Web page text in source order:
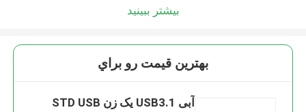
بیشتر ببینید
بهترين قيمت رو براي
آبی USB3.1 یک زن STD USB